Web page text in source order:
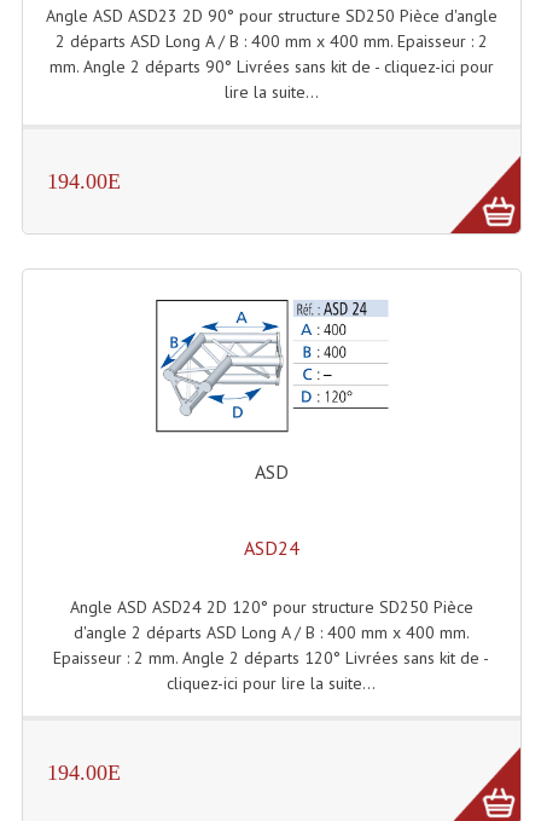
Haut Parleurs Sono
Filtres Passifs
Lecteurs Audio & Sources
Platines Disque Vinyles
Lecteurs Cd À Plats
Lecteurs Cd À Plats Lecteur MP3
Lecteurs Double Cd Mixage Intégrée
Minidisc
Digital Package Et Logiciel
Angle ASD ASD23 2D 90° pour structure SD250 Pièce d'angle
2 départs ASD Long A / B : 400 mm x 400 mm. Epaisseur : 2
mm. Angle 2 départs 90° Livrées sans kit de - cliquez-ici pour
lire la suite...
194.00E
ASD
ASD24
Angle ASD ASD24 2D 120° pour structure SD250 Pièce
d'angle 2 départs ASD Long A / B : 400 mm x 400 mm.
Epaisseur : 2 mm. Angle 2 départs 120° Livrées sans kit de -
cliquez-ici pour lire la suite...
194.00E